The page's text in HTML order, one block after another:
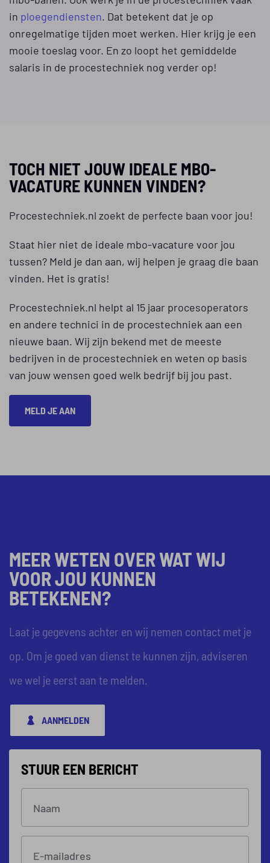
in ploegendiensten. Dat betekent dat je op
onregelmatige tijden moet werken. Hier krijg je een
mooie toeslag voor. En zo loopt het gemiddelde
salaris in de procestechniek nog verder op!
TOCH NIET JOUW IDEALE MBO-
VACATURE KUNNEN VINDEN?
Procestechniek.nl zoekt de perfecte baan voor jou!
Staat hier niet de ideale mbo-vacature voor jou
tussen? Meld je dan aan, wij helpen je graag die baan
vinden. Het is gratis!
Procestechniek.nl helpt al 15 jaar procesoperators
en andere technici in de procestechniek aan een
nieuwe baan. Wij zijn bekend met de meeste
bedrijven in de procestechniek en weten op basis
van jouw wensen goed welk bedrijf bij jou past.
MELD JE AAN
MEER WETEN OVER WAT WIJ
VOOR JOU KUNNEN
BETEKENEN?
Laat je gegevens achter en wij nemen contact met je
op. Om je goed van dienst te kunnen zijn, adviseren
we wel je eerst aan te melden.
AANMELDEN
STUUR EEN BERICHT
Naam
E-mailadres